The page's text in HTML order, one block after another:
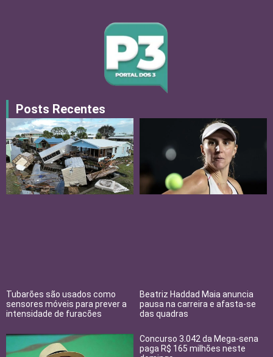
Posts Recentes
Tubarões são usados como
sensores móveis para prever a
intensidade de furacões
Beatriz Haddad Maia anuncia
pausa na carreira e afasta-se
das quadras
Concurso 3.042 da Mega-sena
paga R$ 165 milhões neste